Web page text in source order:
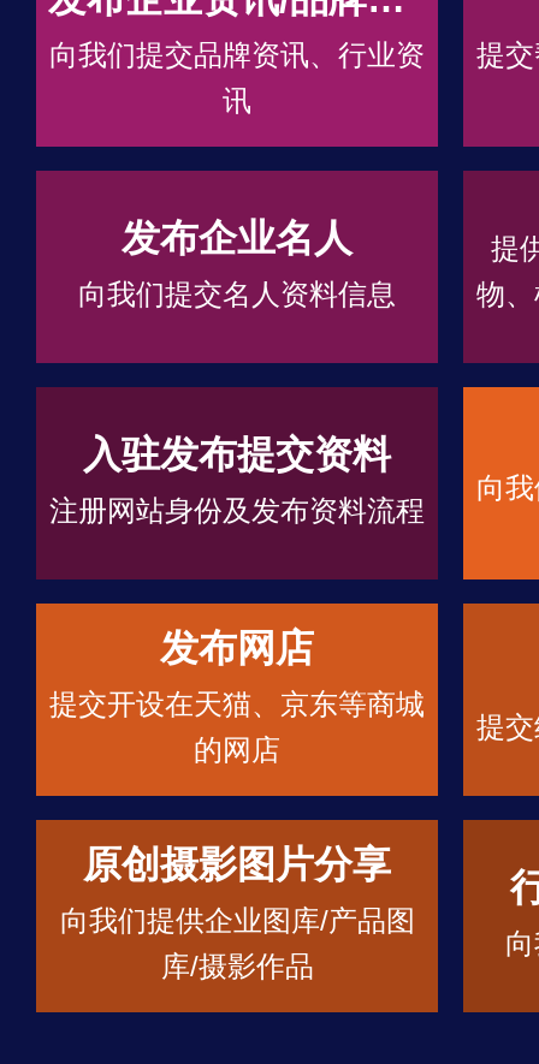
向我们提交品牌资讯、行业资
讯
提
发布企业名人
向我们提交名人资料信息
提
物
入驻发布提交资料
注册网站身份及发布资料流程
向
发布网店
提交开设在天猫、京东等商城
的网店
提
原创摄影图片分享
向我们提供企业图库/产品图
库/摄影作品